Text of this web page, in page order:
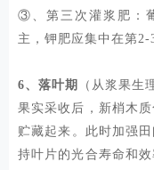
③、第三次灌浆肥：
主，钾肥应集中在第2-
6、落叶期 （ 从浆果生
果实采收后，新梢木
贮藏起来。此时加强
持叶片的光合寿命和